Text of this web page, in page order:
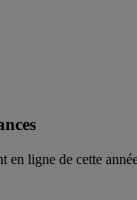
ligne de cette